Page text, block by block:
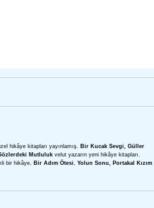
hikâye kitapları yayınlamış. Bir Kucak Sevgi, Güller
Mutluluk velut yazarın yeni hikâye kitapları.
bir hikâye, Bir Adım Ötesi, Yolun Sonu, Portakal Kızım